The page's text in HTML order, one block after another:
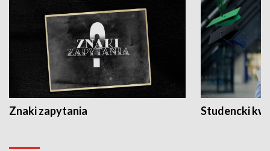
Znaki zapytania Studencki